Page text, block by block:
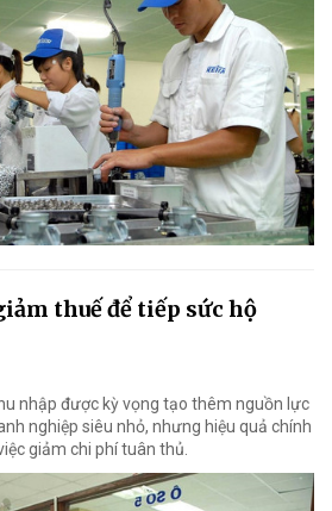
thuế để tiếp sức hộ
nhập được kỳ vọng tạo thêm nguồn lực
nghiệp siêu nhỏ, nhưng hiệu quả chính
giảm chi phí tuân thủ.